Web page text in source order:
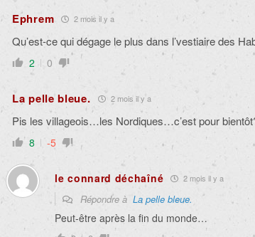
Ephrem 2 mois il y a
Qu’est-ce qui dégage le plus dans l’vestiaire des
2 0
La pelle bleue. 2 mois il y a
Pis les villageois…les Nordiques…c’est pour
8 -5
le connard déchaîné 2 mois il y a
Répondre à La pelle bleue.
Peut-être après la fin du monde…